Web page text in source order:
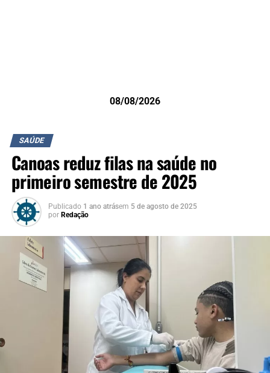
08/08/2026
SAÚDE
Canoas reduz filas na saúde no
primeiro semestre de 2025
Publicado 1 ano atrásem 5 de agosto de 2025
por Redação